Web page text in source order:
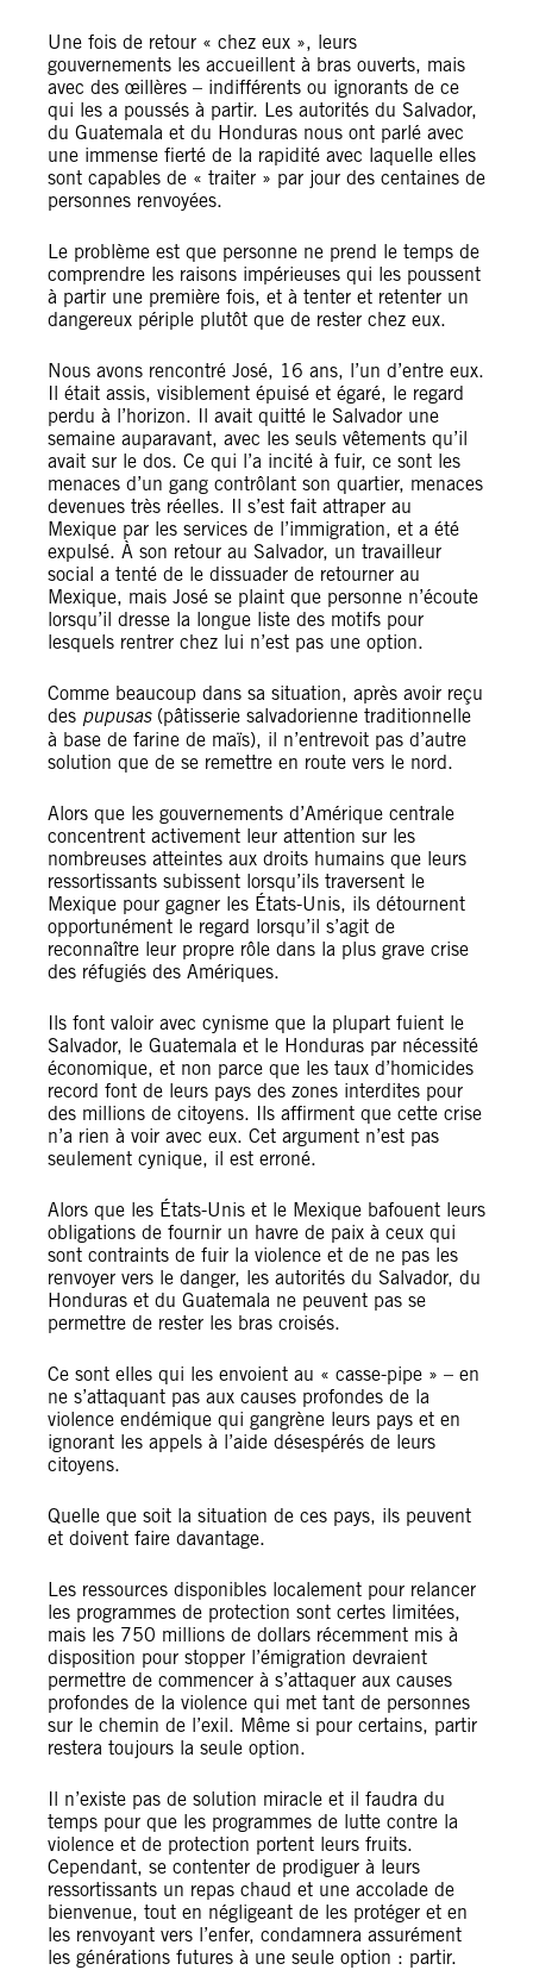
Une fois de retour « chez eux », leurs
gouvernements les accueillent à bras ouverts, mais
avec des œillères – indifférents ou ignorants de ce
qui les a poussés à partir. Les autorités du Salvador,
du Guatemala et du Honduras nous ont parlé avec
une immense fierté de la rapidité avec laquelle elles
sont capables de « traiter » par jour des centaines de
personnes renvoyées.
Le problème est que personne ne prend le temps de
comprendre les raisons impérieuses qui les poussent
à partir une première fois, et à tenter et retenter un
dangereux périple plutôt que de rester chez eux.
Nous avons rencontré José, 16 ans, l’un d’entre eux.
Il était assis, visiblement épuisé et égaré, le regard
perdu à l’horizon. Il avait quitté le Salvador une
semaine auparavant, avec les seuls vêtements qu’il
avait sur le dos. Ce qui l’a incité à fuir, ce sont les
menaces d’un gang contrôlant son quartier, menaces
devenues très réelles. Il s’est fait attraper au
Mexique par les services de l’immigration, et a été
expulsé. À son retour au Salvador, un travailleur
social a tenté de le dissuader de retourner au
Mexique, mais José se plaint que personne n’écoute
lorsqu’il dresse la longue liste des motifs pour
lesquels rentrer chez lui n’est pas une option.
Comme beaucoup dans sa situation, après avoir reçu
des pupusas(pâtisserie salvadorienne traditionnelle
à base de farine de maïs), il n’entrevoit pas d’autre
solution que de se remettre en route vers le nord.
Alors que les gouvernements d’Amérique centrale
concentrent activement leur attention sur les
nombreuses atteintes aux droits humains que leurs
ressortissants subissent lorsqu’ils traversent le
Mexique pour gagner les États-Unis, ils détournent
opportunément le regard lorsqu’il s’agit de
reconnaître leur propre rôle dans la plus grave crise
des réfugiés des Amériques.
Ils font valoir avec cynisme que la plupart fuient le
Salvador, le Guatemala et le Honduras par nécessité
économique, et non parce que les taux d’homicides
record font de leurs pays des zones interdites pour
des millions de citoyens. Ils affirment que cette crise
n’a rien à voir avec eux. Cet argument n’est pas
seulement cynique, il est erroné.
Alors que les États-Unis et le Mexique bafouent leurs
obligations de fournir un havre de paix à ceux qui
sont contraints de fuir la violence et de ne pas les
renvoyer vers le danger, les autorités du Salvador, du
Honduras et du Guatemala ne peuvent pas se
permettre de rester les bras croisés.
Ce sont elles qui les envoient au « casse-pipe » – en
ne s’attaquant pas aux causes profondes de la
violence endémique qui gangrène leurs pays et en
ignorant les appels à l’aide désespérés de leurs
citoyens.
Quelle que soit la situation de ces pays, ils peuvent
et doivent faire davantage.
Les ressources disponibles localement pour relancer
les programmes de protection sont certes limitées,
mais les 750 millions de dollars récemment mis à
disposition pour stopper l’émigration devraient
permettre de commencer à s’attaquer aux causes
profondes de la violence qui met tant de personnes
sur le chemin de l’exil. Même si pour certains, partir
restera toujours la seule option.
Il n’existe pas de solution miracle et il faudra du
temps pour que les programmes de lutte contre la
violence et de protection portent leurs fruits.
Cependant, se contenter de prodiguer à leurs
ressortissants un repas chaud et une accolade de
bienvenue, tout en négligeant de les protéger et en
les renvoyant vers l’enfer, condamnera assurément
les générations futures à une seule option : partir.